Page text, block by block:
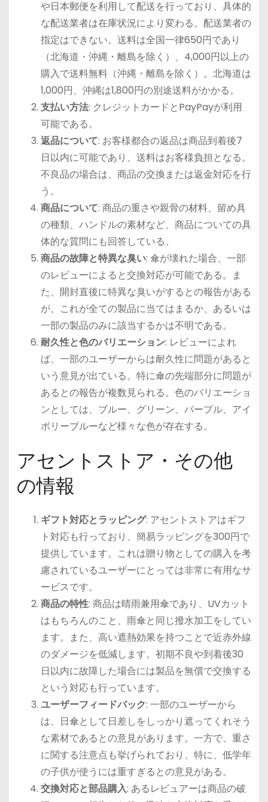
や日本郵便を利用して配送を行っており、具体的
な配送業者は在庫状況により変わる。配送業者の
指定はできない。送料は全国一律650円であり
（北海道・沖縄・離島を除く）、4,000円以上の
購入で送料無料（沖縄・離島を除く）。北海道は
1,000円、沖縄は1,800円の別途送料がかかる。
支払い方法: クレジットカードとPayPayが利用
可能である。
返品について: お客様都合の返品は商品到着後7
日以内に可能であり、送料はお客様負担となる。
不良品の場合は、商品の交換または返金対応を行
う。
商品について: 商品の重さや親骨の材料、留め具
の種類、ハンドルの素材など、商品についての具
体的な質問にも回答している。
商品の故障と特異な臭い: 傘が壊れた場合、一部
のレビューによると交換対応が可能である。ま
た、開封直後に特異な臭いがするとの報告がある
が、これが全ての製品に当てはまるか、あるいは
一部の製品のみに該当するかは不明である。
耐久性と色のバリエーション: レビューによれ
ば、一部のユーザーからは耐久性に問題があると
いう意見が出ている。特に傘の先端部分に問題が
あるとの報告が複数見られる。色のバリエーショ
ンとしては、ブルー、グリーン、パープル、アイ
ボリーブルーなど様々な色が存在する。
アセントストア・その他
の情報
ギフト対応とラッピング: アセントストアはギフ
ト対応も行っており、簡易ラッピングを300円で
提供しています。これは贈り物としての購入を考
慮されているユーザーにとっては非常に有用なサ
ービスです。
商品の特性: 商品は晴雨兼用傘であり、UVカット
はもちろんのこと、雨傘と同じ撥水加工をしてい
ます。また、高い遮熱効果を持つことで近赤外線
のダメージを低減します。初期不良や到着後30
日以内に故障した場合には製品を無償で交換する
という対応も行っています。
ユーザーフィードバック: 一部のユーザーから
は、日傘として日差しをしっかり遮ってくれそう
な素材であるとの意見があります。一方で、重さ
に関する注意点も挙げられており、特に、低学年
の子供が使うには重すぎるとの意見がある。
交換対応と部品購入: あるレビュアーは商品の破